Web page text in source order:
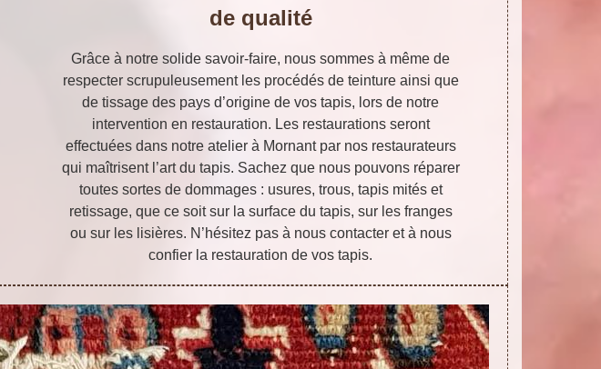
de qualité
Grâce à notre solide savoir-faire, nous sommes à même de
respecter scrupuleusement les procédés de teinture ainsi que
de tissage des pays d’origine de vos tapis, lors de notre
intervention en restauration. Les restaurations seront
effectuées dans notre atelier à Mornant par nos restaurateurs
qui maîtrisent l’art du tapis. Sachez que nous pouvons réparer
toutes sortes de dommages : usures, trous, tapis mités et
retissage, que ce soit sur la surface du tapis, sur les franges
ou sur les lisières. N’hésitez pas à nous contacter et à nous
confier la restauration de vos tapis.